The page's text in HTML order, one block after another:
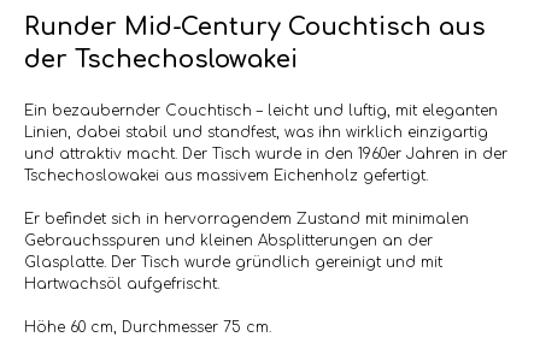
Runder Mid-Century Couchtisch aus
der Tschechoslowakei
Ein bezaubernder Couchtisch – leicht und luftig, mit eleganten
Linien, dabei stabil und standfest, was ihn wirklich einzigartig
und attraktiv macht. Der Tisch wurde in den 1960er Jahren in der
Tschechoslowakei aus massivem Eichenholz gefertigt.
Er befindet sich in hervorragendem Zustand mit minimalen
Gebrauchsspuren und kleinen Absplitterungen an der
Glasplatte. Der Tisch wurde gründlich gereinigt und mit
Hartwachsöl aufgefrischt.
Höhe 60 cm, Durchmesser 75 cm.